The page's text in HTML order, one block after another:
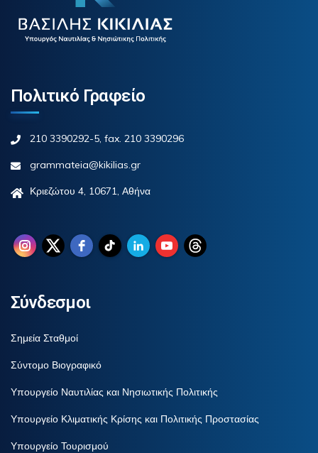
Πολιτικό Γραφείο
210 3390292-5, fax. 210 3390296
grammateia@kikilias.gr
Κριεζώτου 4, 10671, Αθήνα
Σύνδεσμοι
Σημεία Σταθμοί
Σύντομο Βιογραφικό
Υπουργείο Ναυτιλίας και Νησιωτικής Πολιτικής
Υπουργείο Κλιματικής Κρίσης και Πολιτικής Προστασίας
Υπουργείο Τουρισμού